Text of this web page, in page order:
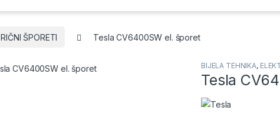
ŠPORETI Tesla CV6400SW el. šporet
BIJELA TEHNIKA,
Tesla